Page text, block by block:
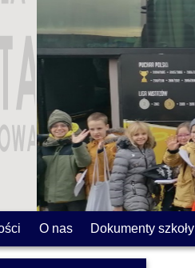
O nas Dokumenty szkoły